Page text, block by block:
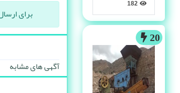
20
برای
آگهی های مشابه